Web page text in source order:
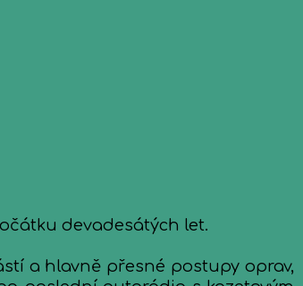
devadesátých let.
a hlavně přesné postupy oprav,